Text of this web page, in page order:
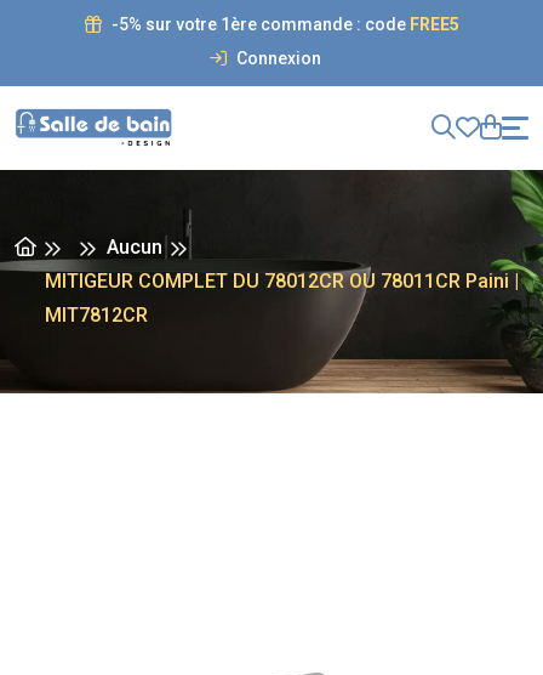
-5% sur votre 1ère commande : code FREE5
Connexion
Aucun
MITIGEUR COMPLET DU 78012CR OU 78011CR Paini |
MIT7812CR